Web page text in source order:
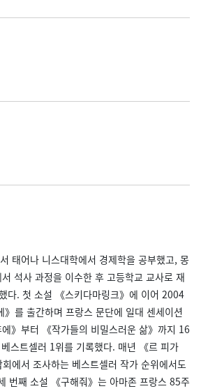
태어나 니스대학에서 경제학을 공부했고, 몽
석사 과정을 이수한 후 고등학교 교사로 재
다. 첫 소설 《스키다마링크》에 이어 2004
를 출간하며 프랑스 문단에 일대 센세이션
》부터 《작가들의 비밀스러운 삶》까지 16
스트셀러 1위를 기록했다. 매년 《르 피가
에서 조사하는 베스트셀러 작가 순위에서도
번째 소설 《구해줘》는 아마존 프랑스 85주